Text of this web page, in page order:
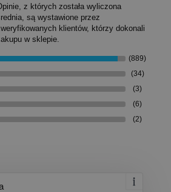
z których została wyliczona
są wystawione przez
klientów, którzy dokonali
w sklepie.
(889)
(34)
(3)
(6)
(2)